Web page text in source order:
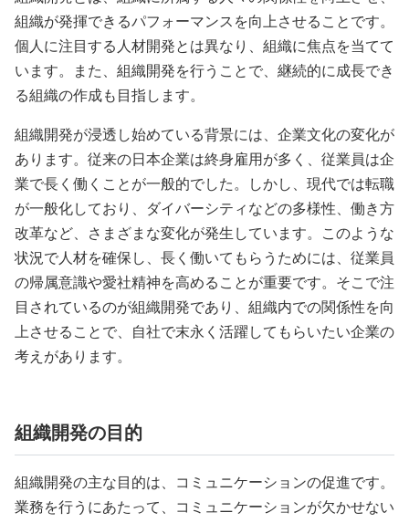
組織が発揮できるパフォーマンスを向上させることです。
個人に注目する人材開発とは異なり、組織に焦点を当てて
います。また、組織開発を行うことで、継続的に成長でき
る組織の作成も目指します。
組織開発が浸透し始めている背景には、企業文化の変化が
あります。従来の日本企業は終身雇用が多く、従業員は企
業で長く働くことが一般的でした。しかし、現代では転職
が一般化しており、ダイバーシティなどの多様性、働き方
改革など、さまざまな変化が発生しています。このような
状況で人材を確保し、長く働いてもらうためには、従業員
の帰属意識や愛社精神を高めることが重要です。そこで注
目されているのが組織開発であり、組織内での関係性を向
上させることで、自社で末永く活躍してもらいたい企業の
考えがあります。
組織開発の目的
組織開発の主な目的は、コミュニケーションの促進です。
業務を行うにあたって、コミュニケーションが欠かせない